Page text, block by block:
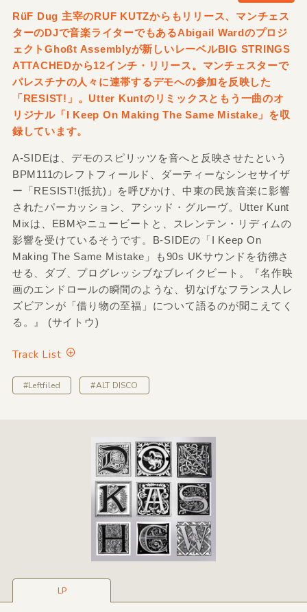
RüF Dug 主宰のRUF KUTZからもリリース、マンチェス
ターのDJで音楽ライターでもあるAbigail Wardのプロジ
ェクトGhoßt Assemblyが新しいレーベルBIG STRINGS
ATTACHEDから12インチ・リリース。マンチェスターで
パレスチナの人々に連帯するデモへの参加を反映した
「RESIST!」。Utter Kuntのリミックスともう一曲のオ
リジナル「I Keep On Making The Same Mistake」を収
録しています。
A-SIDEは、デモのスピリッツを音へと反映させたという
BPM111のレフトフィールド、ダーティーなシンセサイザ
ー「RESIST!(抵抗)」を呼びかけ、中東の民族音楽に影響
されたパーカッション、アシッド・グルーヴ。Utter Kunt
Mixは、EBMやニュービートと、スレンテン・リディムの
影響を受けているそうです。B-SIDEの「I Keep On
Making The Same Mistake」も90s UKサウンドを彷彿さ
せる、ダブ、プログレッシブなブレイクビート。『名作映
画のエンドロールの瞬間のような、切なげなフランス人レ
ズビアンが「借り物の至福」について語るのが聞こえてく
る。』 (サイトウ)
Track List
#Leftfiled #ALT DISCO
LP